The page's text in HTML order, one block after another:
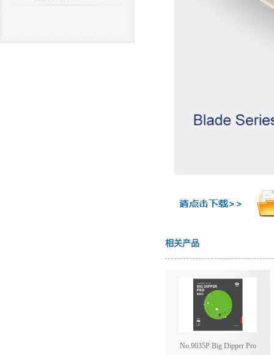
相关产品
No.9035P Big Dipper Pro